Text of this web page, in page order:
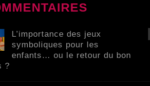
L’importance des jeux
symboliques pour les
enfants… ou le retour du bon
?